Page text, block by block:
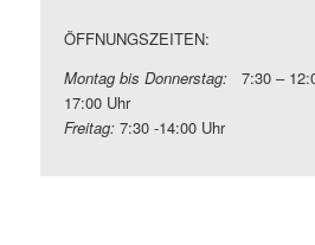
ÖFFNUNGSZEITEN:
Montag bis Donnerstag: 7:30 –
17:00 Uhr
Freitag:7:30 -14:00 Uhr